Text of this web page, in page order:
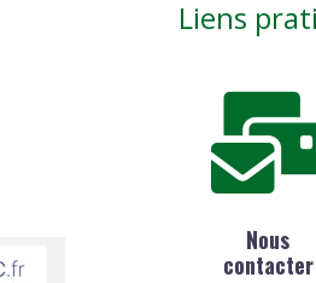
Liens
Nous
contacter